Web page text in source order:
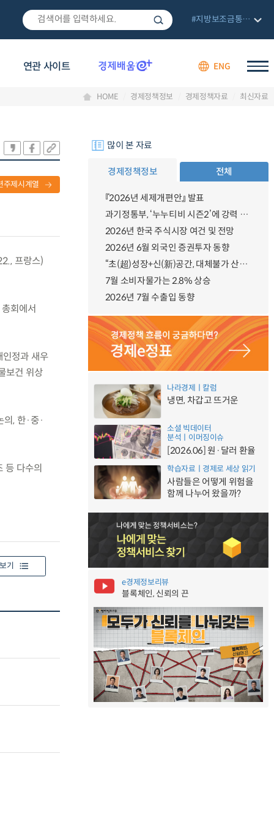
연관 사이트 ENG
#지방보조금통합관리망
HOME 경제정책정보 경제정책자료 최신자료
주제시계열
프랑스)
회에서
정과 새우
보건 위상
, 한·중·
등 다수의
기
많이 본 자료
경제정책정보 전체
『2026년 세제개편안』 발표
과기정통부, ‘누누티비 시즌2’에 강력 대응 의지 밝혀
2026년 한국 주식시장 여건 및 전망
2026년 6월 외국인 증권투자 동향
“초(超)성장+신(新)공간, 대체불가 산업강국”
7월 소비자물가는 2.8% 상승
2026년 7월 수출입 동향
나라경제ㅣ칼럼
냉면, 차갑고 뜨거운
소셜 빅데이터
분석ㅣ이머징이슈
[2026.06] 원·달러 환율
학습자료ㅣ경제로 세상 읽기
사람들은 어떻게 위험을
함께 나누어 왔을까?
e경제정보리뷰
블록체인, 신뢰의 끈